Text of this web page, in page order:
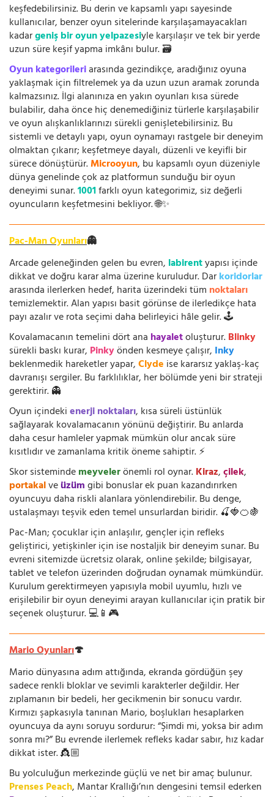
keşfedebilirsiniz. Bu derin ve kapsamlı yapı sayesinde
kullanıcılar, benzer oyun sitelerinde karşılaşamayacakları
kadargeniş bir oyun yelpazesiyle karşılaşır ve tek bir yerde
uzun süre keşif yapma imkânı bulur. 🗃️
Oyun kategorileriarasında gezindikçe, aradığınız oyuna
yaklaşmak için filtrelemek ya da uzun uzun aramak zorunda
kalmazsınız. İlgi alanınıza en yakın oyunları kısa sürede
bulabilir, daha önce hiç denemediğiniz türlerle karşılaşabilir
ve oyun alışkanlıklarınızı sürekli genişletebilirsiniz. Bu
sistemli ve detaylı yapı, oyun oynamayı rastgele bir deneyim
olmaktan çıkarır; keşfetmeye dayalı, düzenli ve keyifli bir
sürece dönüştürür.Microoyun, bu kapsamlı oyun düzeniyle
dünya genelinde çok az platformun sunduğu bir oyun
deneyimi sunar.1001farklı oyun kategorimiz, siz değerli
oyuncuların keşfetmesini bekliyor. 🌐✨
Pac-Man Oyunları👻
Arcade geleneğinden gelen bu evren, labirentyapısı içinde
dikkat ve doğru karar alma üzerine kuruludur. Darkoridorlar
arasında ilerlerken hedef, harita üzerindeki tüm noktaları
temizlemektir. Alan yapısı basit görünse de ilerledikçe hata
payı azalır ve rota seçimi daha belirleyici hâle gelir. 🕹️
Kovalamacanın temelini dört ana hayaletoluşturur.Blinky
sürekli baskı kurar, Pinkyönden kesmeye çalışır, Inky
beklenmedik hareketler yapar,Clyde ise kararsız yaklaş-kaç
davranışı sergiler. Bu farklılıklar, her bölümde yeni bir strateji
gerektirir. 👻
Oyun içindekienerji noktaları, kısa süreli üstünlük
sağlayarak kovalamacanın yönünü değiştirir. Bu anlarda
daha cesur hamleler yapmak mümkün olur ancak süre
kısıtlıdır ve zamanlama kritik öneme sahiptir. ⚡
Skor sistemindemeyvelerönemli rol oynar.Kiraz,çilek,
portakalveüzümgibi bonuslar ek puan kazandırırken
oyuncuyu daha riskli alanlara yönlendirebilir. Bu denge,
ustalaşmayı teşvik eden temel unsurlardan biridir. 🍒🍓🍊🍇
Pac-Man; çocuklar için anlaşılır, gençler için refleks
geliştirici, yetişkinler için ise nostaljik bir deneyim sunar. Bu
evreni sitemizde ücretsiz olarak, online şekilde; bilgisayar,
tablet ve telefon üzerinden doğrudan oynamak mümkündür.
Kurulum gerektirmeyen yapısıyla mobil uyumlu, hızlı ve
erişilebilir bir oyun deneyimi arayan kullanıcılar için pratik bir
seçenek oluşturur. 💻📱🎮
Mario Oyunları🍄
Mario dünyasına adım attığında, ekranda gördüğün şey
sadece renkli bloklar ve sevimli karakterler değildir. Her
zıplamanın bir bedeli, her gecikmenin bir sonucu vardır.
Kırmızı şapkasıyla tanınan Mario, boşlukları hesaplarken
oyuncuya da aynı soruyu sordurur: “Şimdi mi, yoksa bir adım
sonra mı?” Bu evrende ilerlemek refleks kadar sabır, hız kadar
dikkat ister. 👸🏼
Bu yolculuğun merkezinde güçlü ve net bir amaç bulunur.
Prenses Peach, Mantar Krallığı’nın dengesini temsil ederken